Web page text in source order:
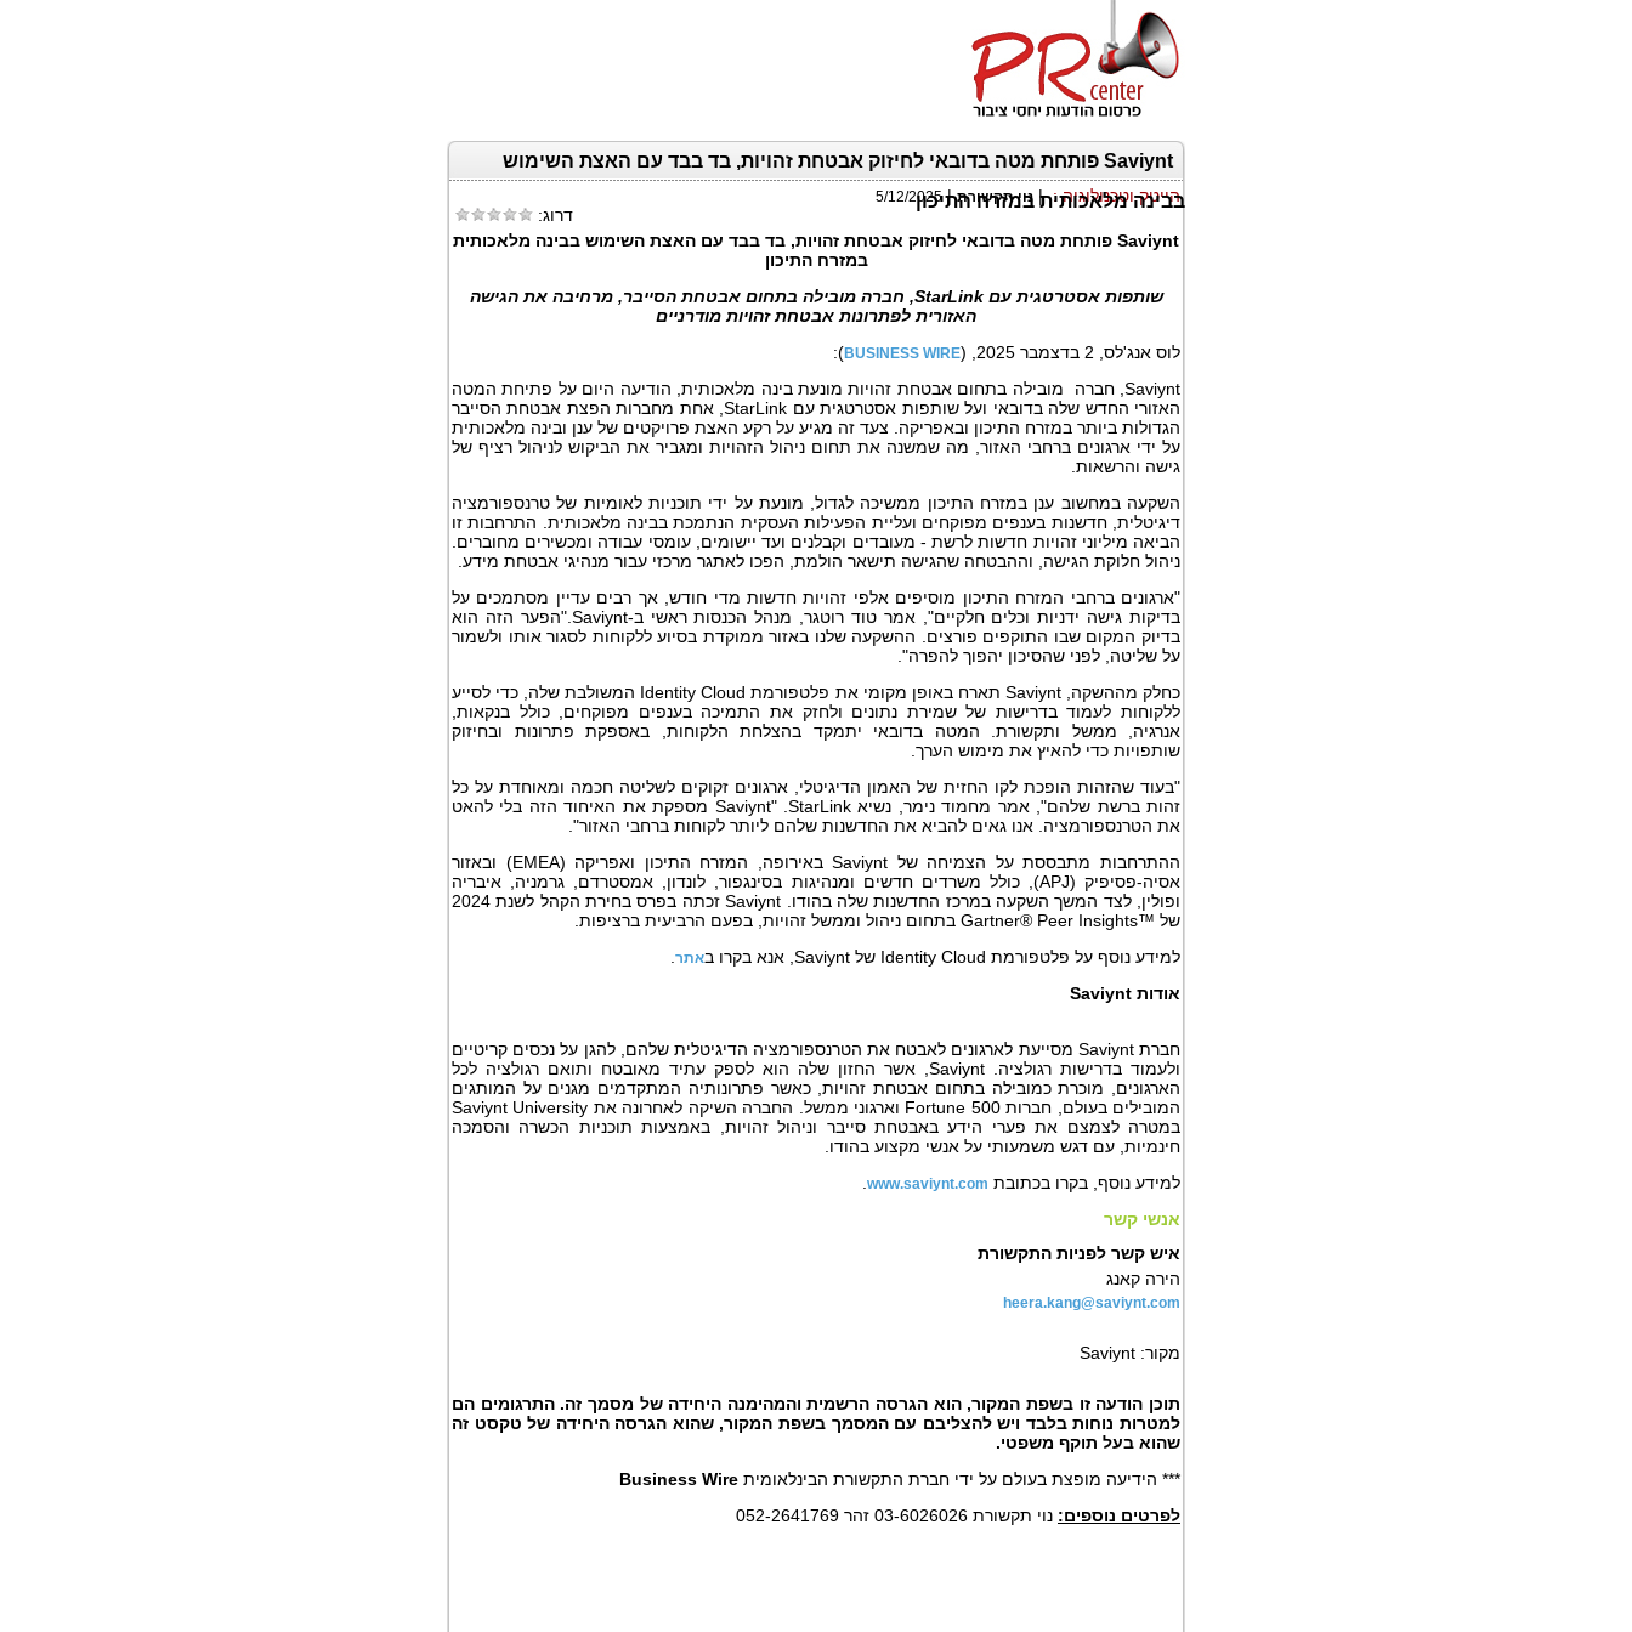
Saviynt פותחת מטה בדובאי לחיזוק אבטחת זהויות, בד בבד עם האצת השימוש
בבינה מלאכותית במזרח התיכון
הייטק וטכנולוגיה:
| נוי תקשורת|
5/12/2025
דרוג:
Saviynt פותחת מטה בדובאי לחיזוק אבטחת זהויות, בד בבד עם האצת השימוש בבינה מלאכותית
במזרח התיכון
שותפות אסטרטגית עם StarLink, חברה מובילה בתחום אבטחת הסייבר, מרחיבה את הגישה
האזורית לפתרונות אבטחת זהויות מודרניים
לוס אנג'לס
(
BUSINESS WIRE
):
Saviynt
, חברה
מובילה בתחום אבטחת זהויות מונעת בינה מלאכותית, הודיעה היום על פתיחת המטה
האזורי החדש שלה בדובאי ועל שותפות אסטרטגית עם StarLink
,אחת מחברות הפצת אבטחת הסייבר
הגדולות ביותר במזרח התיכון ובאפריקה. צעד זה מגיע על רקע האצת פרויקטים של ענן ובינה מלאכותית
על ידי ארגונים ברחבי האזור, מה שמשנה את תחום ניהול הזהויות ומגביר את הביקוש לניהול רציף של
גישה והרשאות.
השקעה במחשוב ענן במזרח התיכון ממשיכה לגדול, מונעת על ידי תוכניות לאומיות של טרנספורמציה
דיגיטלית, חדשנות בענפים מפוקחים ועליית הפעילות העסקית הנתמכת בבינה מלאכותית. התרחבות זו
הביאה מיליוני זהויות חדשות לרשת - מעובדים וקבלנים ועד יישומים, עומסי עבודה ומכשירים מחוברים.
ניהול חלוקת הגישה, וההבטחה שהגישה תישאר הולמת, הפכו לאתגר מרכזי עבור מנהיגי אבטחת מידע.
"ארגונים ברחבי המזרח התיכון מוסיפים אלפי זהויות חדשות מדי חודש, אך רבים עדיין מסתמכים על
בדיקות גישה ידניות וכלים חלקיים", אמר טוד רוטגר, מנהל הכנסות ראשי ב‑Saviynt
."הפער הזה הוא
בדיוק המקום שבו התוקפים פורצים. ההשקעה שלנו באזור ממוקדת בסיוע ללקוחות לסגור אותו ולשמור
על שליטה, לפני שהסיכון יהפוך להפרה".
כחלק מההשקה, Saviynt תארח באופן מקומי את פלטפורמת Identity Cloud המשולבת שלה, כדי לסייע
ללקוחות לעמוד בדרישות של שמירת נתונים ולחזק את התמיכה בענפים מפוקחים, כולל בנקאות,
אנרגיה, ממשל ותקשורת. המטה בדובאי יתמקד בהצלחת הלקוחות, באספקת פתרונות ובחיזוק
שותפויות כדי להאיץ את מימוש הערך.
"בעוד שהזהות הופכת לקו החזית של האמון הדיגיטלי, ארגונים זקוקים לשליטה חכמה ומאוחדת על כל
זהות ברשת שלהם", אמר מחמוד נימר, נשיא StarLink
. "
Saviynt מספקת את האיחוד הזה בלי להאט
את הטרנספורמציה. אנו גאים להביא את החדשנות שלהם ליותר לקוחות ברחבי האזור".
ההתרחבות מתבססת על הצמיחה של
באירופה, המזרח התיכון ואפריקה (EMEA)
ובאזור
אסיה‑פסיפיק (APJ
),כולל משרדים חדשים ומנהיגות בסינגפור, לונדון, אמסטרדם, גרמניה, איבריה
ופולין, לצד המשך השקעה במרכז החדשנות שלה בהודו.
זכתה בפרס בחירת הקהל לשנת 2024
של Gartner® Peer Insights™ בתחום ניהול וממשל זהויות, בפעם הרביעית ברציפות.
למידע נוסף על פלטפורמת Identity Cloud של Saviynt אנא בקרו באתר
אודות Saviynt
חברתSaviynt מסייעת לארגונים לאבטח את הטרנספורמציה הדיגיטלית שלהם, להגן על נכסים קריטיים
ולעמוד בדרישות רגולציה.
Saviynt , אשר החזון שלה הוא לספק עתיד מאובטח ותואם רגולציה לכל
הארגונים, מוכרת כמובילה בתחום אבטחת זהויות, כאשר פתרונותיה המתקדמים מגנים על המותגים
המובילים בעולם, חברותFortune 500 וארגוני ממשל. החברה השיקה לאחרונה את Saviynt University
במטרה לצמצם את פערי הידע באבטחת סייבר וניהול זהויות, באמצעות תוכניות הכשרה והסמכה
חינמיות, עם דגש משמעותי על אנשי מקצוע בהודו.
למידע נוסף, בקרו בכתובת www.saviynt.com
אנשי קשר
איש קשר לפניות התקשורת
הירה קאנג
heera.kang@saviynt.com
מקור: Saviynt
תוכן הודעה זו בשפת המקור, הוא הגרסה הרשמית והמהימנה היחידה של מסמך זה. התרגומים הם
למטרות נוחות בלבד ויש להצליבם עם המסמך בשפת המקור, שהוא הגרסה היחידה של טקסט זה
שהוא בעל תוקף משפטי.
*** הידיעה מופצת בעולם על ידי חברת התקשורת הבינלאומית Business Wire
לפרטים נוספים: נוי תקשורת 03-6026026 זהר 052-2641769